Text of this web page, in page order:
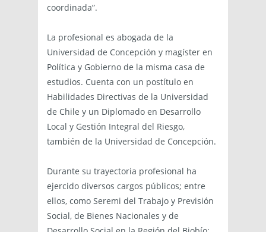
coordinada”.
La profesional es abogada de la
Universidad de Concepción y magíster en
Política y Gobierno de la misma casa de
estudios. Cuenta con un postítulo en
Habilidades Directivas de la Universidad
de Chile y un Diplomado en Desarrollo
Local y Gestión Integral del Riesgo,
también de la Universidad de Concepción.
Durante su trayectoria profesional ha
ejercido diversos cargos públicos; entre
ellos, como Seremi del Trabajo y Previsión
Social, de Bienes Nacionales y de